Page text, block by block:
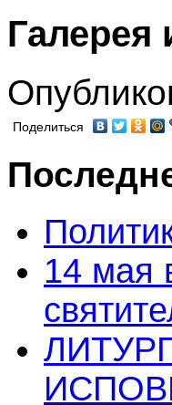
Галерея
Поделиться
14 мая